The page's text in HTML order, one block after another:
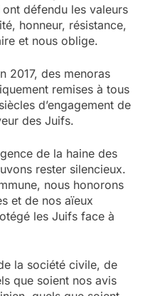
défendu les valeurs
honneur, résistance,
et nous oblige.
2017, des menoras
remises à tous
d’engagement de
des Juifs.
de la haine des
rester silencieux.
nous honorons
et de nos aïeux
les Juifs face à
la société civile, de
que soient nos avis